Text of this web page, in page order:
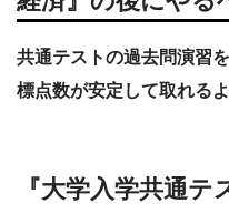
共通テストの過去問演習
標点数が安定して取れる
『大学入学共通テ